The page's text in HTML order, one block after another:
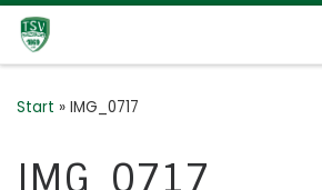
Zum Inhalt springen
Start » IMG_0717
IMG_0717